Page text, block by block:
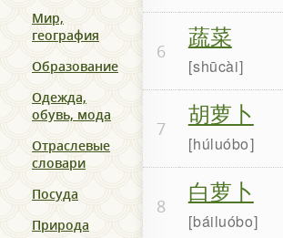
Мир,
география
Образование
Одежда,
обувь, мода
Отраслевые
словари
Посуда
Природа
6 蔬菜
shūcài
7 胡萝卜
húluóbo
8 白萝卜
báiluóbo